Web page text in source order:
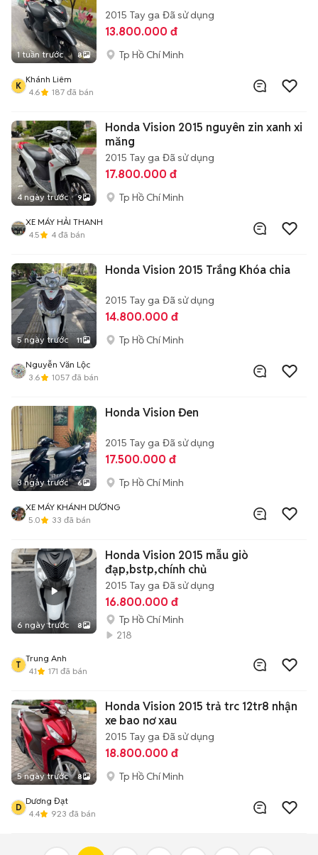
1 tuần trước 8
2015 Tay ga Đã sử dụng
13.800.000 đ
Tp Hồ Chí Minh
K
Khánh Liêm
4.6
187 đã bán
4 ngày trước 9
Honda Vision 2015 nguyên zin xanh xi
măng
2015 Tay ga Đã sử dụng
17.800.000 đ
Tp Hồ Chí Minh
XE MÁY HẢI THANH
4.5
4 đã bán
5 ngày trước 11
Honda Vision 2015 Trắng Khóa chia
2015 Tay ga Đã sử dụng
14.800.000 đ
Tp Hồ Chí Minh
Nguyễn Văn Lộc
3.6
1057 đã bán
3 ngày trước 6
Honda Vision Đen
2015 Tay ga Đã sử dụng
17.500.000 đ
Tp Hồ Chí Minh
XE MÁY KHÁNH DƯƠNG
5.0
33 đã bán
6 ngày trước 8
Honda Vision 2015 mẫu giò
đạp,bstp,chính chủ
2015 Tay ga Đã sử dụng
16.800.000 đ
Tp Hồ Chí Minh
218
T
Trung Anh
4.1
171 đã bán
5 ngày trước 8
Honda Vision 2015 trả trc 12tr8 nhận
xe bao nơ xau
2015 Tay ga Đã sử dụng
18.800.000 đ
Tp Hồ Chí Minh
D
Dương Đạt
4.4
923 đã bán